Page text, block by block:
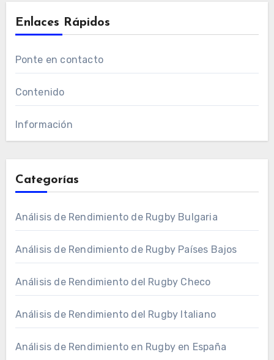
Enlaces Rápidos
Ponte en contacto
Contenido
Información
Categorías
Análisis de Rendimiento de Rugby Bulgaria
Análisis de Rendimiento de Rugby Países Bajos
Análisis de Rendimiento del Rugby Checo
Análisis de Rendimiento del Rugby Italiano
Análisis de Rendimiento en Rugby en España